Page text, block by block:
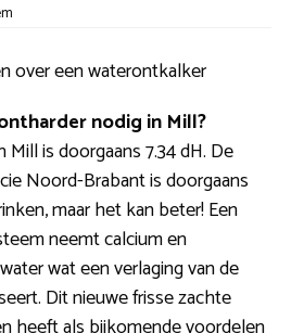
over een waterontkalker
nodig in Mill?
is doorgaans 7.34 dH. De
Noord-Brabant is doorgaans
maar het kan beter! Een
neemt calcium en
wat een verlaging van de
Dit nieuwe frisse zachte